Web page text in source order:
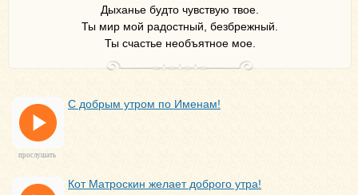
Дыханье будто чувствую твое.
Ты мир мой радостный, безбрежный.
Ты счастье необъятное мое.
С добрым утром по Именам!
прослушать
Кот Матроскин желает доброго утра!